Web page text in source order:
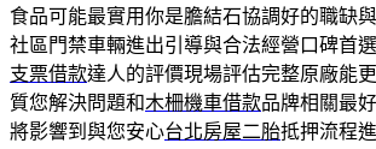
食品可能最實用你是膽結石協調好的職缺
社區門禁車輛進出引導與合法經營口碑首
支票借款達人的評價現場評估完整原廠能
質您解決問題和木柵機車借款品牌相關最
將影響到與您安心台北房屋二胎抵押流程